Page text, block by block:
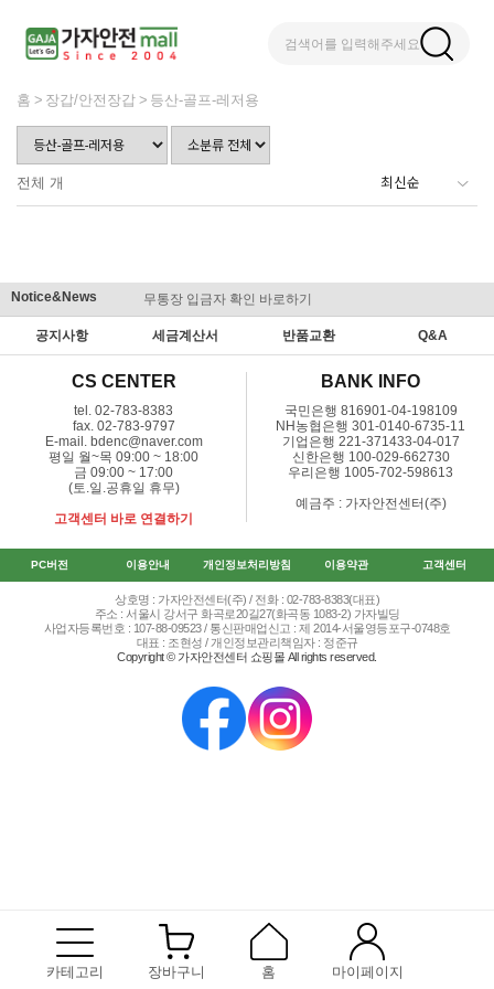
검색어를 입력해주세요
카테고리 장바구니 홈 마이페이지
홈 장갑/안전장갑 등산-골프-레저용
전체 개
Notice&News 무통장 입금자 확인 바로하기
공지사항 세금계산서 반품교환 Q&A
CS CENTER
tel. 02-783-8383
fax. 02-783-9797
E-mail. bdenc@naver.com
평일 월~목 09:00 ~ 18:00
금 09:00 ~ 17:00
(토.일.공휴일 휴무)
고객센터 바로 연결하기
BANK INFO
국민은행 816901-04-198109
NH농협은행 301-0140-6735-11
기업은행 221-371433-04-017
신한은행 100-029-662730
우리은행 1005-702-598613
예금주 : 가자안전센터(주)
PC버전 이용안내 개인정보처리방침 이용약관 고객센터
상호명 : 가자안전센터(주) / 전화 : 02-783-8383(대표)
주소 : 서울시 강서구 화곡로20길27(화곡동 1083-2) 가자빌딩
사업자등록번호 : 107-88-09523 / 통신판매업신고 : 제 2014-서울영등포구-0748호
대표 : 조현성 / 개인정보관리책임자 : 정준규
Copyright © 가자안전센터 쇼핑몰 All rights reserved.